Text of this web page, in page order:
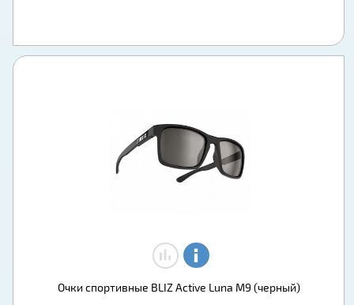
Очки спортивные BLIZ Active Luna M9 (черный)